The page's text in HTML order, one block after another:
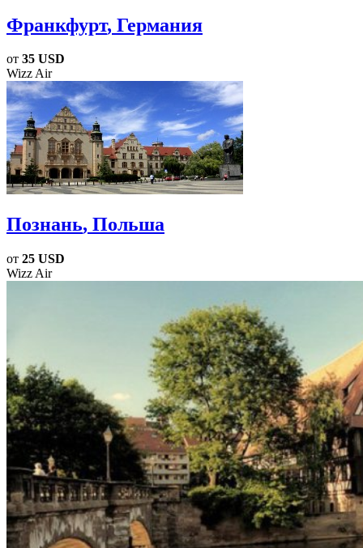
Франкфурт, Германия
от 35 USD
Wizz Air
Познань, Польша
от 25 USD
Wizz Air